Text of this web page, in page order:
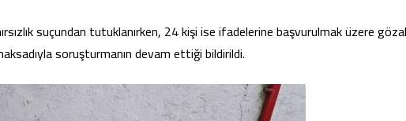
suçundan tutuklanırken, 24 kişi ise ifadelerine başvurulmak üzere
soruşturmanın devam ettiği bildirildi.